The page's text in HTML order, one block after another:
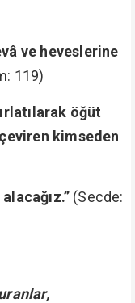
ve heveslerine
119)
öğüt
kimseden
(Secde: